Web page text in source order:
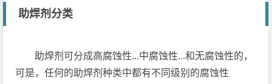
助焊剂分类
助焊剂可分成高腐蚀性...中腐蚀性...和无腐蚀性的，
可是，任何的助焊剂种类中都有不同级别的腐蚀性